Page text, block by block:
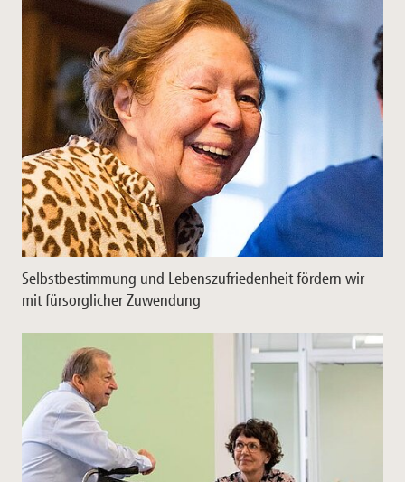
Selbstbestimmung und Lebenszufriedenheit fördern wir
mit fürsorglicher Zuwendung